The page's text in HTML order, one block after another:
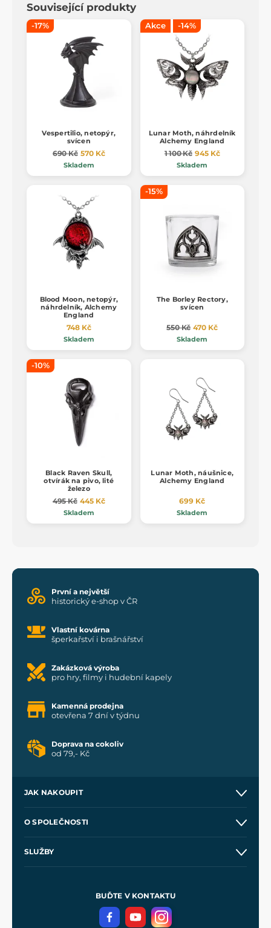
Související produkty
-17%
Vespertilio, netopýr,
svícen
690 Kč 570 Kč
Skladem
Akce -14%
Lunar Moth, náhrdelník
Alchemy England
1 100 Kč 945 Kč
Skladem
Blood Moon, netopýr,
náhrdelník, Alchemy
England
748 Kč
Skladem
-15%
The Borley Rectory,
svícen
550 Kč 470 Kč
Skladem
-10%
Black Raven Skull,
otvírák na pivo, lité
železo
495 Kč 445 Kč
Skladem
Lunar Moth, náušnice,
Alchemy England
699 Kč
Skladem
První a největší
historický e-shop v ČR
Vlastní kovárna
šperkařství i brašnářství
Zakázková výroba
pro hry, filmy i hudební kapely
Kamenná prodejna
otevřena 7 dní v týdnu
Doprava na cokoliv
od 79,- Kč
JAK NAKOUPIT
Velkoobchod
O SPOLEČNOSTI
SLUŽBY
Meče pro Kingdom Come
BUĎTE V KONTAKTU